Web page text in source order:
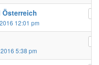
Österreich
12:01 pm
5:38 pm